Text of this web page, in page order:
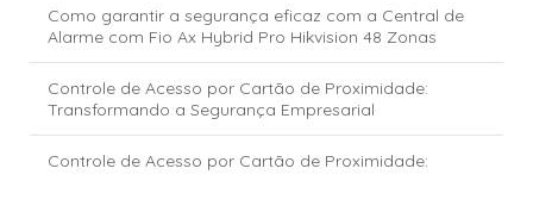
Como garantir a segurança eficaz com a Central de
Alarme com Fio Ax Hybrid Pro Hikvision 48 Zonas
Controle de Acesso por Cartão de Proximidade:
Transformando a Segurança Empresarial
Controle de Acesso por Cartão de Proximidade: